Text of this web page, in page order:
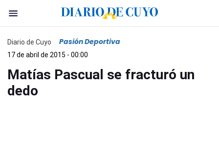
Diario de Cuyo Pasión Deportiva
17 de abril de 2015 - 00:00
Matías Pascual se fracturó un
dedo